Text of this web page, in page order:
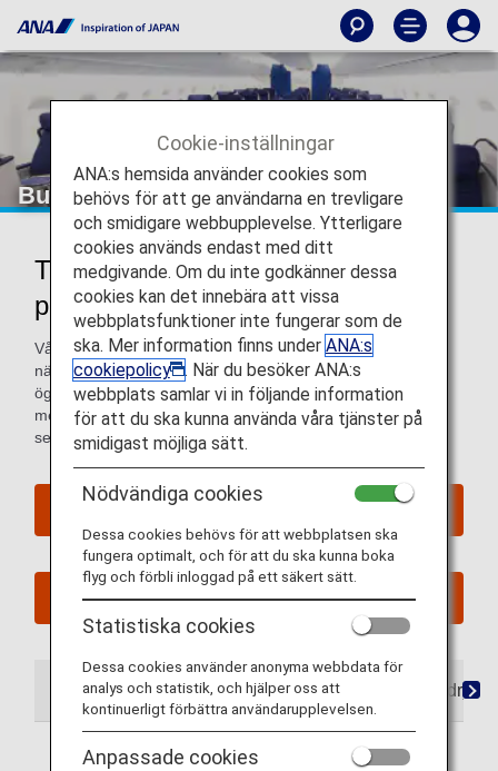
Business Class
Tjänster för Business Class
passagerare
Våra Business Class passagerare får service i världsklass
när de flyger med ANA. Det innebär ökad service från det
ögonblick du anländer till avgångsflygplatsen och fortsätter
med lyxig och uppmärksam flygservice och slutligen när vi
ser till att du kommer i väg efter ankomst.
Boka en flygresa i Business Class
Se Mina planerade resor
På flygplatsen Lounger Sittplats Mat/dryck
Cookie-inställningar
ANA:s hemsida använder cookies som
behövs för att ge användarna en trevligare
och smidigare webbupplevelse. Ytterligare
cookies används endast med ditt
medgivande. Om du inte godkänner dessa
cookies kan det innebära att vissa
webbplatsfunktioner inte fungerar som de
ska. Mer information finns under ANA:s
cookiepolicy
. När du besöker ANA:s
webbplats samlar vi in följande information
för att du ska kunna använda våra tjänster på
smidigast möjliga sätt.
Nödvändiga cookies
Dessa cookies behövs för att webbplatsen ska
fungera optimalt, och för att du ska kunna boka
flyg och förbli inloggad på ett säkert sätt.
Statistiska cookies
Dessa cookies använder anonyma webbdata för
analys och statistik, och hjälper oss att
kontinuerligt förbättra användarupplevelsen.
Anpassade cookies